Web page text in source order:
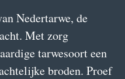
Nedertarwe, de
Met zorg
tarwesoort een
broden. Proef